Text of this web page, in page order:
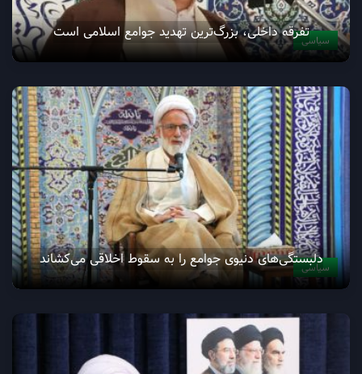
سیاسیتفرقه داخلی، بزرگ‌ترین تهدید جوامع اسلامی است
سیاسی
دلبستگی‌های دنیوی جوامع را به سقوط اخلاقی می‌کشاند